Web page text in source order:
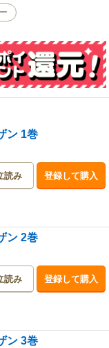
ン 1巻
読み 登録して購入
ン 2巻
読み 登録して購入
ン 3巻